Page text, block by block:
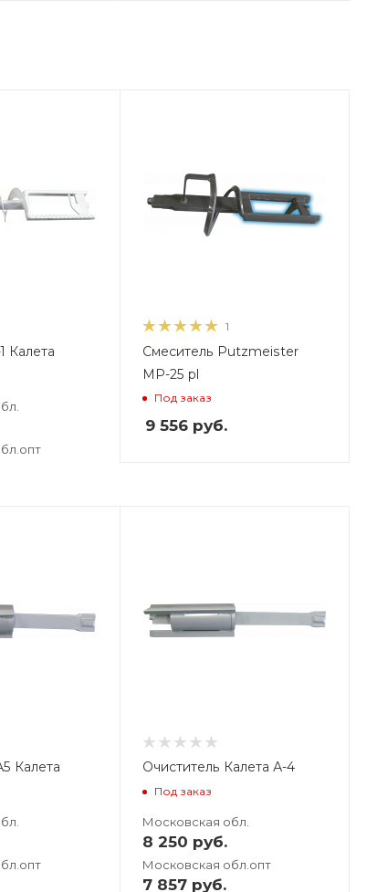
Калета
1
Смеситель Putzmeister
MP-25 pl
Под заказ
9 556руб.
Калета Очиститель Калета А-4
Под заказ
Московская обл.
8 250 руб.
Московская обл.опт
7 857руб.